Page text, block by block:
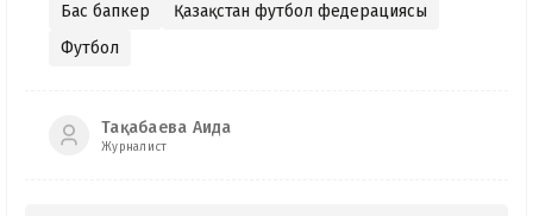
Бас бапкер
Қазақстан футбол федерациясы
Футбол
Тақабаева Аида
Журналист